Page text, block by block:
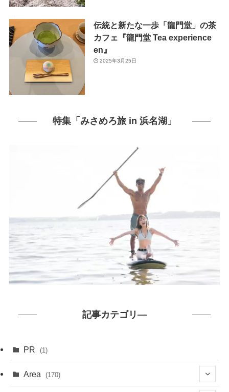
伝統と新たな一歩「龍門堂」の茶
カフェ『龍門堂 Tea experience
en』
2025年3月25日
特集「みさめろ旅 in 浜名湖」
記事カテゴリ―
PR (1)
Area (170)